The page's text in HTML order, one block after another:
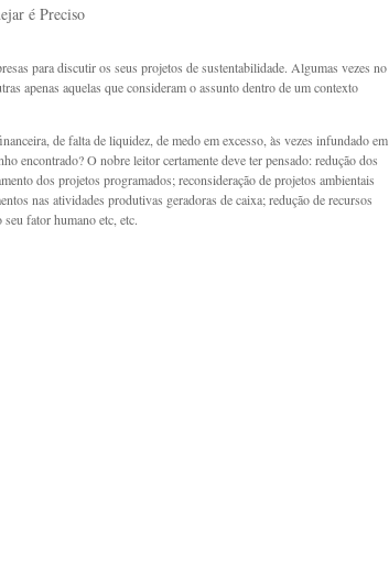
é Preciso
para discutir os seus projetos de sustentabilidade. Algumas vezes no
apenas aquelas que consideram o assunto dentro de um contexto
de falta de liquidez, de medo em excesso, às vezes infundado em
encontrado? O nobre leitor certamente deve ter pensado: redução dos
dos projetos programados; reconsideração de projetos ambientais
nas atividades produtivas geradoras de caixa; redução de recursos
fator humano etc, etc.